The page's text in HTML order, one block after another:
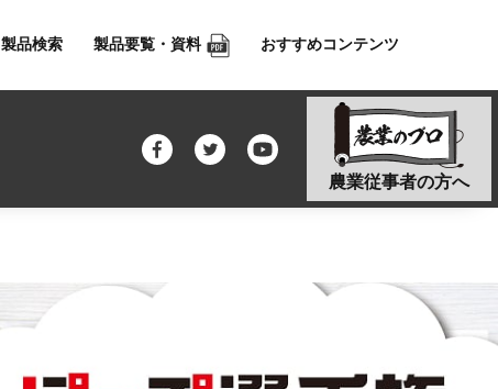
製品検索 製品要覧・資料 おすすめコンテンツ
農業従事者の方へ